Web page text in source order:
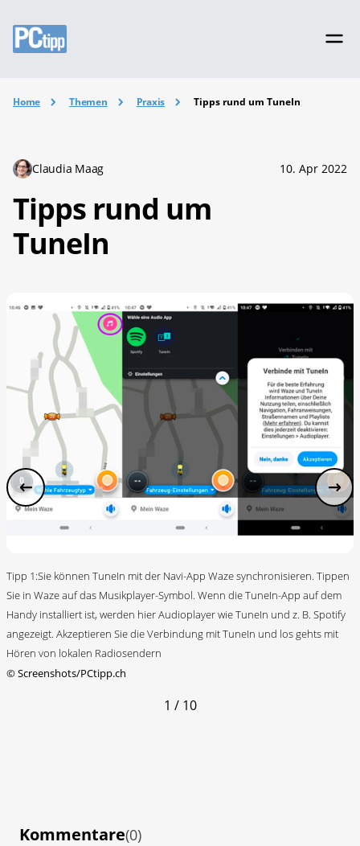
Home Themen Praxis Tipps rund um TuneIn
Claudia Maag 10. Apr 2022
Tipps rund um
TuneIn
Tipp 1:Sie können TuneIn mit der Navi-App Waze synchronisieren. Tippen
Sie in Waze auf das Musikplayer-Symbol. Wenn die TuneIn-App auf dem
Handy installiert ist, werden hier Audioplayer wie TuneIn und z. B. Spotify
angezeigt. Akzeptieren Sie die Verbindung mit TuneIn und los gehts mit
Hören von lokalen Radiosendern
©Screenshots/PCtipp.ch
1 / 10
Kommentare(0)